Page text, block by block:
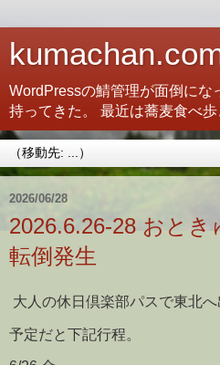
WordPressの鯖管理が面倒にな
持ってきた。 最近は蕎麦食べ歩
2026/06/28
2026.6.26-28 おと
転倒発生
大人の休日倶楽部パスで東北へ
予定だと下記行程。